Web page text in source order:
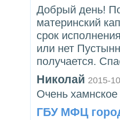
Добрый день!
материнский
срок
или нет
получается.
Николай 2015-
Очень
ГБУ МФЦ